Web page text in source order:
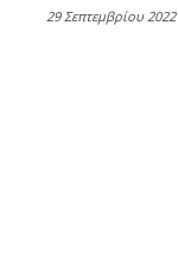
29 Σεπτεμβρίου 2022